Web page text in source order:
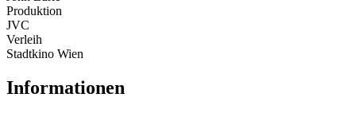
Produktion
JVC
Verleih
Stadtkino Wien
Informationen